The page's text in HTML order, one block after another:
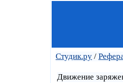
Студик.ру /
Движение